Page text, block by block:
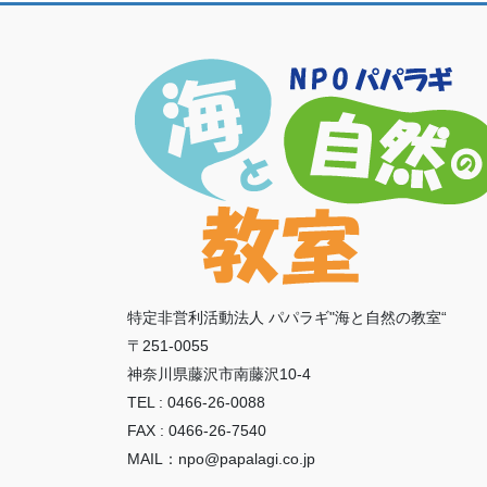
特定非営利活動法人 パパラギ"海と自然の教室“
〒251-0055
神奈川県藤沢市南藤沢10-4
TEL : 0466-26-0088
FAX : 0466-26-7540
MAIL：npo@papalagi.co.jp